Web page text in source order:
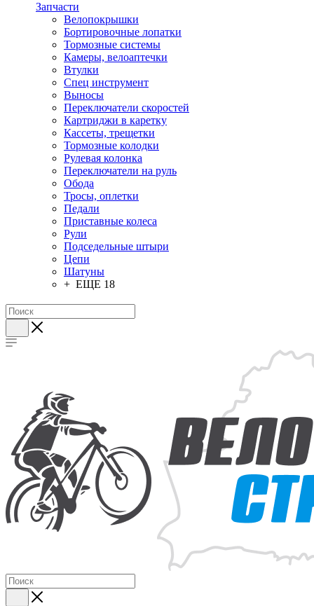
Запчасти
Велопокрышки
Бортировочные лопатки
Тормозные системы
Камеры, велоаптечки
Втулки
Спец инструмент
Выносы
Переключатели скоростей
Картриджи в каретку
Кассеты, трещетки
Тормозные колодки
Рулевая колонка
Переключатели на руль
Обода
Тросы, оплетки
Педали
Приставные колеса
Рули
Подседельные штыри
Цепи
Шатуны
+ ЕЩЕ 18